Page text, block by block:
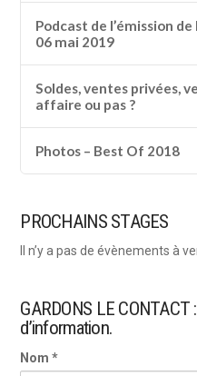
Podcast de l’émission
06 mai 2019
Soldes, ventes privées,
affaire ou pas ?
Photos – Best Of 2018
PROCHAINS STAGES
Il n’y a pas de évènements à
GARDONS LE
d’information.
Nom *